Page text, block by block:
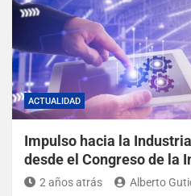
ACTUALIDAD
Impulso hacia la
desde el Congreso de la
2 años atrás Alberto